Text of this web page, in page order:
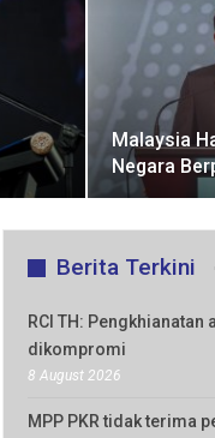
Malaysia
Negara
Berita Terkini
RCI TH: Pengkhianatan
dikompromi
8 August 2026
MPP PKR tidak terima